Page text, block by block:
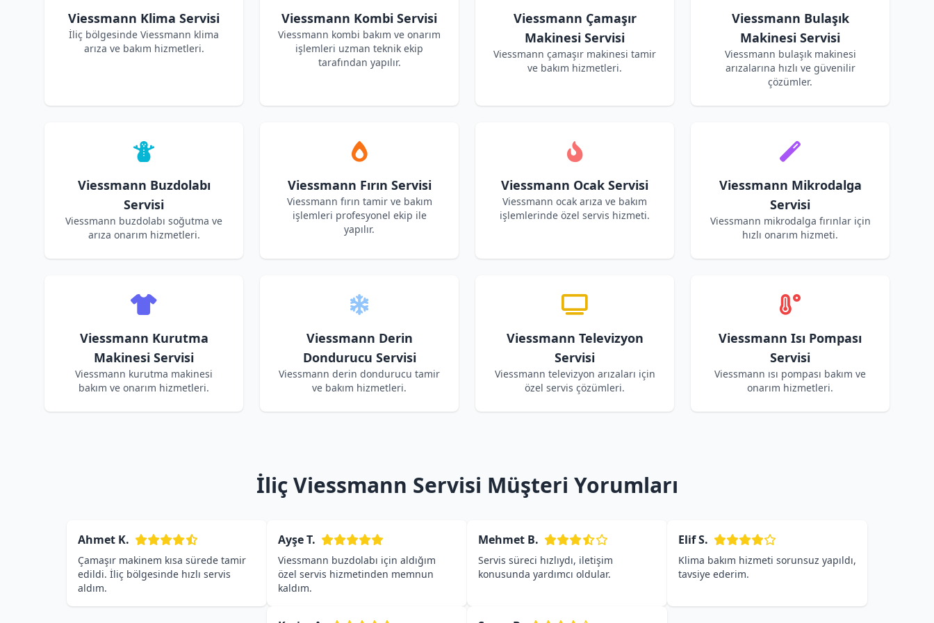
Viessmann Klima Servisi
İliç bölgesinde Viessmann klima
arıza ve bakım hizmetleri.
Viessmann Kombi Servisi
Viessmann kombi bakım ve onarım
işlemleri uzman teknik ekip
tarafından yapılır.
Viessmann Çamaşır
Makinesi Servisi
Viessmann çamaşır makinesi tamir
ve bakım hizmetleri.
Viessmann Bulaşık
Makinesi Servisi
Viessmann bulaşık makinesi
arızalarına hızlı ve güvenilir
çözümler.
Viessmann Buzdolabı
Servisi
Viessmann buzdolabı soğutma ve
arıza onarım hizmetleri.
Viessmann Fırın Servisi
Viessmann fırın tamir ve bakım
işlemleri profesyonel ekip ile
yapılır.
Viessmann Ocak Servisi
Viessmann ocak arıza ve bakım
işlemlerinde özel servis hizmeti.
Viessmann Mikrodalga
Servisi
Viessmann mikrodalga fırınlar için
hızlı onarım hizmeti.
Viessmann Kurutma
Makinesi Servisi
Viessmann kurutma makinesi
bakım ve onarım hizmetleri.
Viessmann Derin
Dondurucu Servisi
Viessmann derin dondurucu tamir
ve bakım hizmetleri.
Viessmann Televizyon
Servisi
Viessmann televizyon arızaları için
özel servis çözümleri.
Viessmann Isı Pompası
Servisi
Viessmann ısı pompası bakım ve
onarım hizmetleri.
İliç Viessmann Servisi Müşteri Yorumları
Ahmet K.
Çamaşır makinem kısa sürede tamir
edildi. İliç bölgesinde hızlı servis
aldım.
Ayşe T.
Viessmann buzdolabı için aldığım
özel servis hizmetinden memnun
kaldım.
Mehmet B.
Servis süreci hızlıydı, iletişim
konusunda yardımcı oldular.
Elif S.
Klima bakım hizmeti sorunsuz yapıldı,
tavsiye ederim.